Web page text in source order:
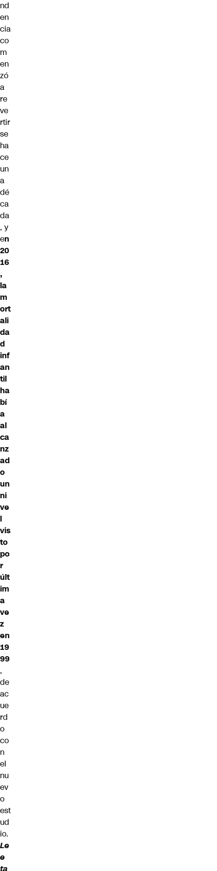
nd
en
cia
co
m
en
zó
a
re
ve
rtir
se
ha
ce
un
a
dé
ca
da
, y
en
20
16
,
la
m
ort
ali
da
d
inf
an
til
ha
bí
a
al
ca
nz
ad
o
un
ni
ve
l
vis
to
po
r
últ
im
a
ve
z
en
19
99
,
de
ac
ue
rd
o
co
n
el
nu
ev
o
est
ud
io.
Le
e
ta